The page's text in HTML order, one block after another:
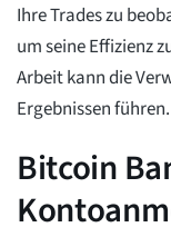
Ihre Trades zu
um seine Effizienz
Arbeit kann die
Ergebnissen führen.
Bitcoin